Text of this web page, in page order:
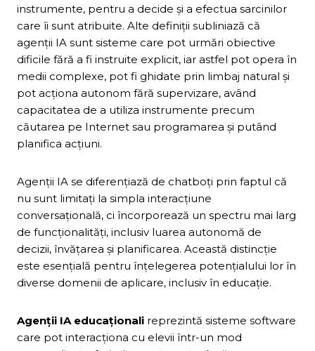
instrumente, pentru a decide și a efectua sarcinilor
care îi sunt atribuite. Alte definiții subliniază că
agenții IA sunt sisteme care pot urmări obiective
dificile fără a fi instruite explicit, iar astfel pot opera în
medii complexe, pot fi ghidate prin limbaj natural și
pot acționa autonom fără supervizare, având
capacitatea de a utiliza instrumente precum
căutarea pe Internet sau programarea și putând
planifica acțiuni.
Agenții IA se diferențiază de chatboți prin faptul că
nu sunt limitați la simpla interacțiune
conversațională, ci încorporează un spectru mai larg
de funcționalități, inclusiv luarea autonomă de
decizii, învățarea și planificarea. Această distincție
este esențială pentru înțelegerea potențialului lor în
diverse domenii de aplicare, inclusiv în educație.
Agenții IA educaționali reprezintă sisteme software
care pot interacționa cu elevii într-un mod